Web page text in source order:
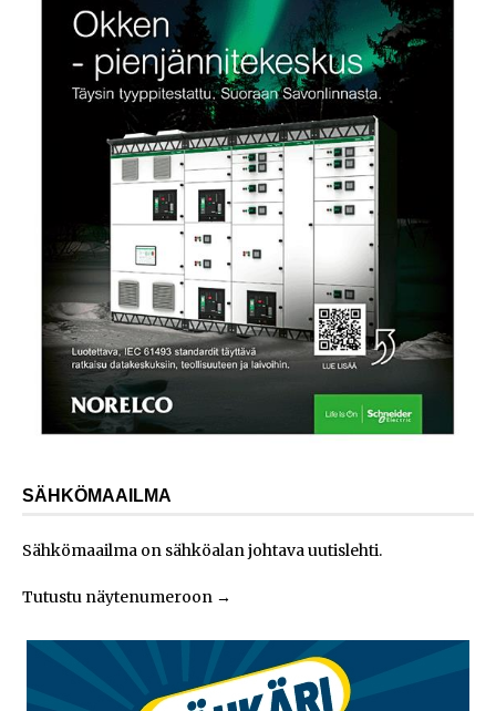
SÄHKÖMAAILMA
Sähkömaailma on sähköalan johtava uutislehti.
Tutustu näytenumeroon →